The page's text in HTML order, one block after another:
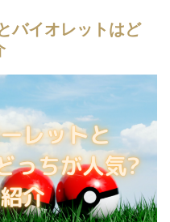
バイオレットはど